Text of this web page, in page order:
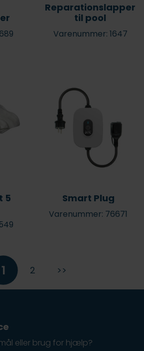
Reparationslapper
til pool
Varenummer: 1647
5
Smart Plug
Varenummer: 76671
1 2 >>
eller brug for hjælp?